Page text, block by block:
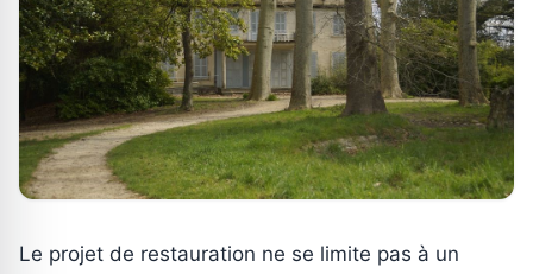
Le projet de restauration ne se limite pas à un